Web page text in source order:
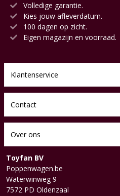
Volledige garantie.
Kies jouw afleverdatum.
100 dagen op zicht.
Eigen magazijn en voorraad.
Klantenservice
Contact
Over ons
Toyfan BV
Poppenwagen.be
Waterwinweg 9
7572 PD Oldenzaal